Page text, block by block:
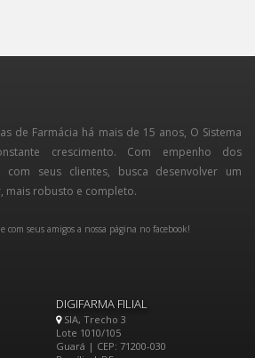
de Farmácia há mais de 15 anos, O Sistema
crescimento. Com empenho dos
seus clientes, busca desenvolver um
mais robusto e completo.
com seus amigos a nossa página no facebook!
DIGIFARMA FILIAL
SIA, Trecho 3
Lote 1010/105
Guará | CEP: 71200-030